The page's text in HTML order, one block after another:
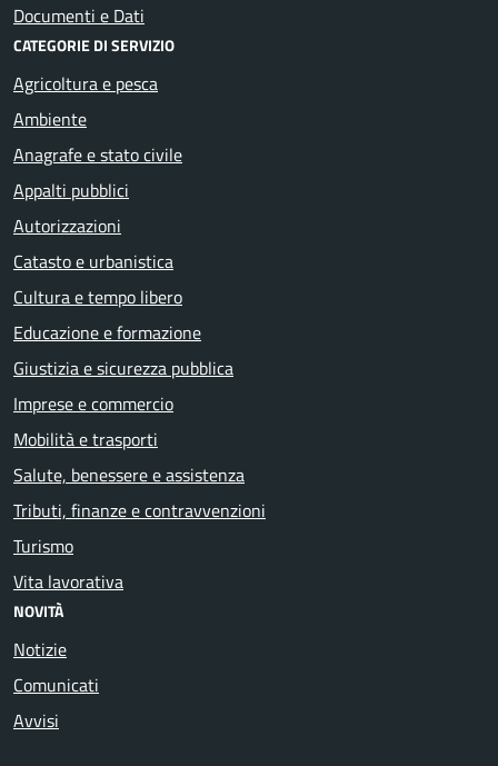
Documenti e Dati
CATEGORIE DI SERVIZIO
Agricoltura e pesca
Ambiente
Anagrafe e stato civile
Appalti pubblici
Autorizzazioni
Catasto e urbanistica
Cultura e tempo libero
Educazione e formazione
Giustizia e sicurezza pubblica
Imprese e commercio
Mobilità e trasporti
Salute, benessere e assistenza
Tributi, finanze e contravvenzioni
Turismo
Vita lavorativa
NOVITÀ
Notizie
Comunicati
Avvisi